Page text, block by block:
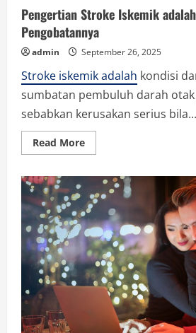
Pengertian Stroke Iskemik
Pengobatannya
admin September 26, 2025
Stroke iskemik adalah kondisi
sumbatan pembuluh darah
sebabkan kerusakan serius bila...
Read MoreRead
more
Stroke
Iskemik
adalah?
Serta
Cara
Pengobatannya